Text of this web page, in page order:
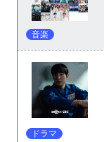
音楽
ドラマ